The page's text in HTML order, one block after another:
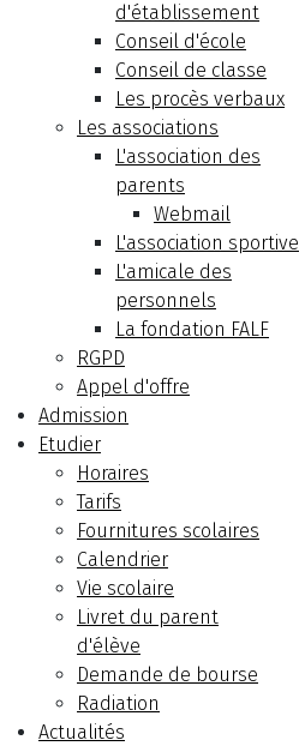
d'établissement
Conseil d'école
Conseil de classe
Les procès verbaux
Les associations
L'association des
parents
Webmail
L'association sportive
L'amicale des
personnels
La fondation FALF
RGPD
Appel d'offre
Admission
Etudier
Horaires
Tarifs
Fournitures scolaires
Calendrier
Vie scolaire
Livret du parent
d'élève
Demande de bourse
Radiation
Actualités